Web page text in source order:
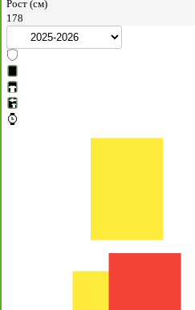
Рост (см)
178